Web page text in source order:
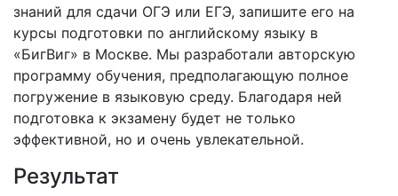
знаний для сдачи ОГЭ или ЕГЭ, запишите его на
курсы подготовки по английскому языку в
«БигВиг» в Москве. Мы разработали авторскую
программу обучения, предполагающую полное
погружение в языковую среду. Благодаря ней
подготовка к экзамену будет не только
эффективной, но и очень увлекательной.
Результат